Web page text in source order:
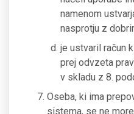
namenom
nasprotju z
je ustvaril račun
prej odvzeta
v skladu z 8.
Oseba, ki ima
sistema, se ne